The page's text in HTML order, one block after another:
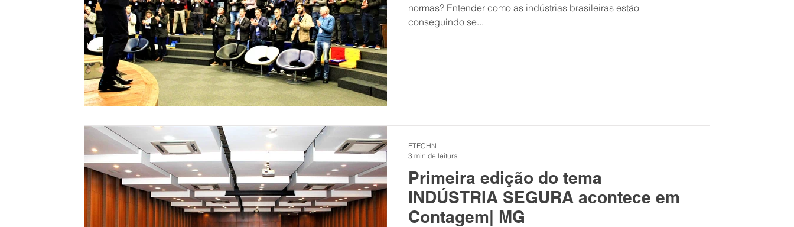
normas? Entender como as indústrias brasileiras estão
conseguindo se...
Primeira edição do tema
INDÚSTRIA SEGURA acontece em
Contagem| MG
ETECHN
3 min de leitura